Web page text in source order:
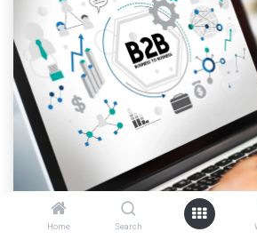
Home Search